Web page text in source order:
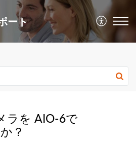
ート
ラを AIO-6で
？